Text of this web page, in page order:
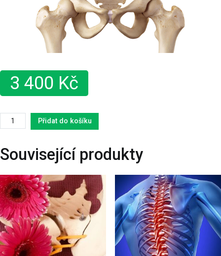
3 400 Kč
Přidat do košíku
Související produkty